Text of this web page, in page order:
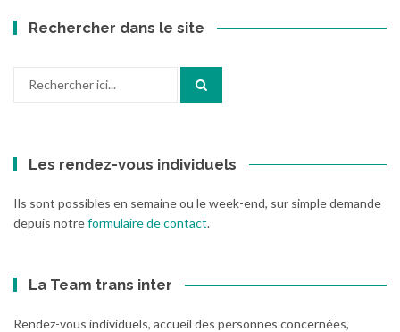
Rechercher dans le site
Les rendez-vous individuels
Ils sont possibles en semaine ou le week-end, sur simple demande
depuis notreformulaire de contact.
La Team trans inter
Rendez-vous individuels, accueil des personnes concernées,